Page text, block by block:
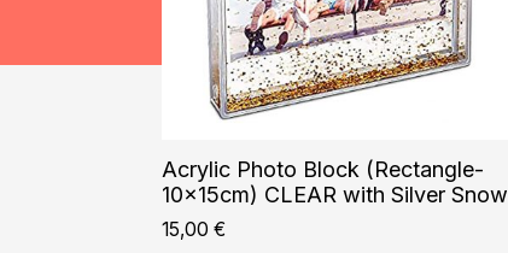
Acrylic Photo Block (Rectangle-
10x15cm) CLEAR with Silver Snow
15,00€